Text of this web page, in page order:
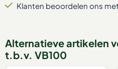
Klanten beoordelen ons
Alternatieve artikelen
t.b.v. VB100